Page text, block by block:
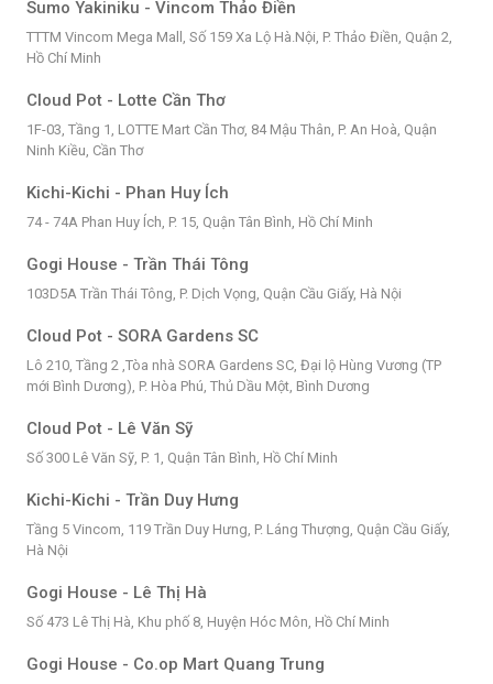
Sumo Yakiniku - Vincom Thảo Điền
TTTM Vincom Mega Mall, Số 159 Xa Lộ Hà.Nội, P. Thảo Điền, Quận 2,
Hồ Chí Minh
Cloud Pot - Lotte Cần Thơ
1F-03, Tầng 1, LOTTE Mart Cần Thơ, 84 Mậu Thân, P. An Hoà, Quận
Ninh Kiều, Cần Thơ
Kichi-Kichi - Phan Huy Ích
74 - 74A Phan Huy Ích, P. 15, Quận Tân Bình, Hồ Chí Minh
Gogi House - Trần Thái Tông
103D5A Trần Thái Tông, P. Dịch Vọng, Quận Cầu Giấy, Hà Nội
Cloud Pot - SORA Gardens SC
Lô 210, Tầng 2 ,Tòa nhà SORA Gardens SC, Đại lộ Hùng Vương (TP
mới Bình Dương), P. Hòa Phú, Thủ Dầu Một, Bình Dương
Cloud Pot - Lê Văn Sỹ
Số 300 Lê Văn Sỹ, P. 1, Quận Tân Bình, Hồ Chí Minh
Kichi-Kichi - Trần Duy Hưng
Tầng 5 Vincom, 119 Trần Duy Hưng, P. Láng Thượng, Quận Cầu Giấy,
Hà Nội
Gogi House - Lê Thị Hà
Số 473 Lê Thị Hà, Khu phố 8, Huyện Hóc Môn, Hồ Chí Minh
Gogi House - Co.op Mart Quang Trung